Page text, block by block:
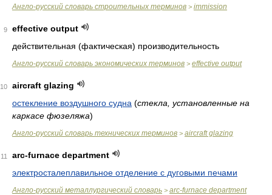
Англо-русский словарь строительных терминов > immission
9
effective output
действительная (фактическая) производительность
Англо-русский словарь экономических терминов > effective output
10
aircraft glazing
остекление воздушного судна (стекла, установленные на
каркасе фюзеляжа)
Англо-русский словарь технических терминов > aircraft glazing
11
arc-furnace department
электросталеплавильное отделение с дуговыми печами
Англо-русский металлургический словарь > arc-furnace department